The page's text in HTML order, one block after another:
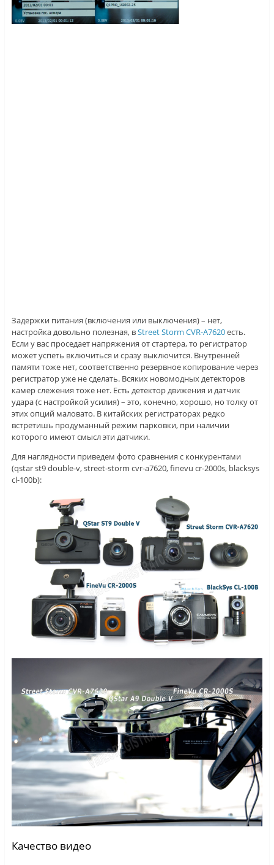
Задержки питания (включения или выключения) – нет,
настройка довольно полезная, вStreet Storm CVR-A7620есть.
Если у вас проседает напряжения от стартера, то регистратор
может успеть включиться и сразу выключится. Внутренней
памяти тоже нет, соответственно резервное копирование через
регистратор уже не сделать. Всяких новомодных детекторов
камер слежения тоже нет. Есть детектор движения и датчик
удара (с настройкой усилия) – это, конечно, хорошо, но толку от
этих опций маловато. В китайских регистраторах редко
встретишь продуманный режим парковки, при наличии
которого имеют смысл эти датчики.
Для наглядности приведем фото сравнения с конкурентами
(qstar st9 double-v, street-storm cvr-a7620, finevu cr-2000s, blacksys
cl-100b):
Качество видео